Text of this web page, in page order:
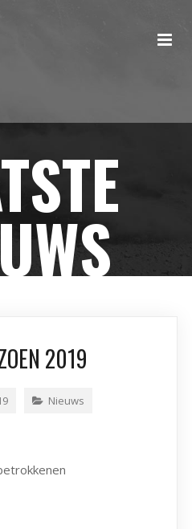
2019
Nieuws